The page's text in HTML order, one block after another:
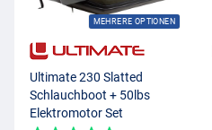
MEHRERE OPTIONEN
Ultimate 230 Slatted
Schlauchboot + 50lbs
Elektromotor Set